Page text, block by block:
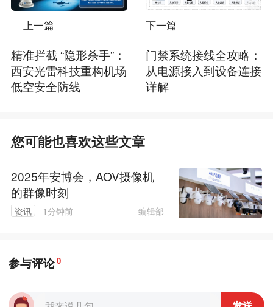
上一篇
精准拦截 “隐形杀手”：
西安光雷科技重构机场
低空安全防线
下一篇
门禁系统接线全攻略：
从电源接入到设备连接
详解
您可能也喜欢这些文章
2025年安博会，AOV摄像机
的群像时刻
资讯 1分钟前 编辑部
参与评论0